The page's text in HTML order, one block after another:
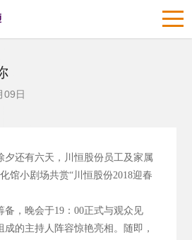
09日
夕还有六天，川恒股份员工及家属
馆小剧场共赏“川恒股份2018迎春
备，晚会于19：00正式与观众见
的主持人阵容惊艳亮相。随即，